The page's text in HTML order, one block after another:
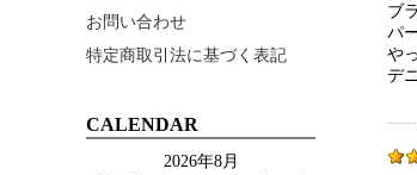
ブ
パ
や
デ
お問い合わせ
特定商取引法に基づく表記
CALENDAR
2026年8月